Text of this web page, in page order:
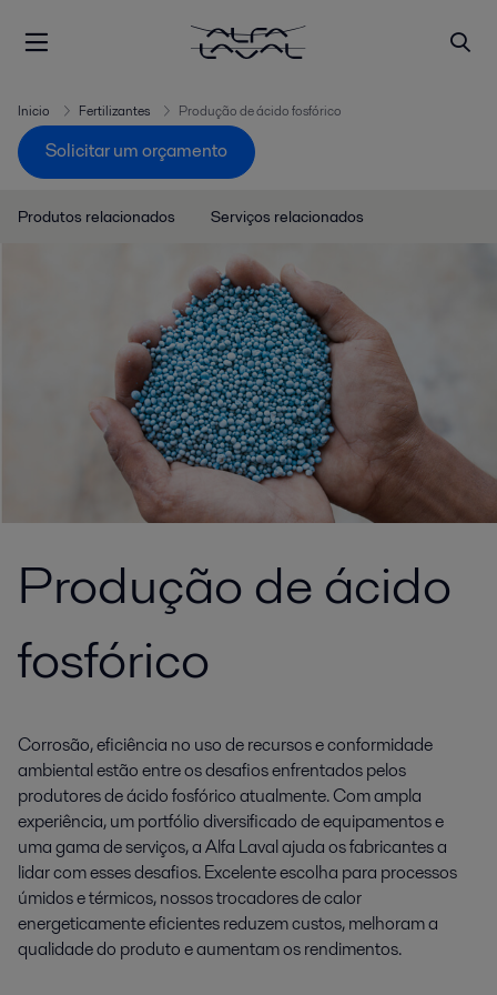
Inicio Fertilizantes Produção de ácido fosfórico
Solicitar um orçamento
Produtos relacionados Serviços relacionados
Produção de ácido
fosfórico
Corrosão, eficiência no uso de recursos e conformidade
ambiental estão entre os desafios enfrentados pelos
produtores de ácido fosfórico atualmente. Com ampla
experiência, um portfólio diversificado de equipamentos e
uma gama de serviços, a Alfa Laval ajuda os fabricantes a
lidar com esses desafios. Excelente escolha para processos
úmidos e térmicos, nossos trocadores de calor
energeticamente eficientes reduzem custos, melhoram a
qualidade do produto e aumentam os rendimentos.